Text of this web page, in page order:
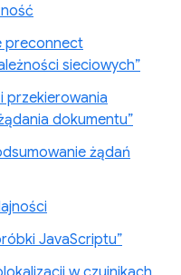
preconnect
sieciowych”
przekierowania
dokumentu”
żądań
JavaScriptu”